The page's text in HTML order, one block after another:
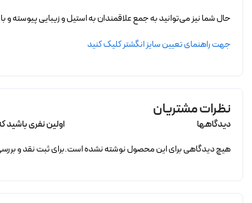
حال شما نیز می‌توانید به جمع علاقمندان به استیل و زیبایی پیوسته و
جهت راهنمای تعیین سایز انگشتر کلیک کنید
نظرات مشتریان
دیدگاهها
هیچ دیدگاهی برای این محصول نوشته نشده است.
اولین نفری باشید
برای ثبت نقد و